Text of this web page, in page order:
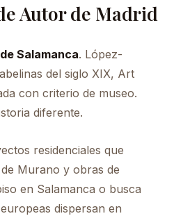
Autor de Madrid
Salamanca. López-
del siglo XIX, Art
con criterio de museo.
diferente.
residenciales que
Murano y obras de
en Salamanca o busca
dispersan en